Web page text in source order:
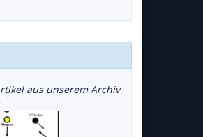
aus unserem Archiv